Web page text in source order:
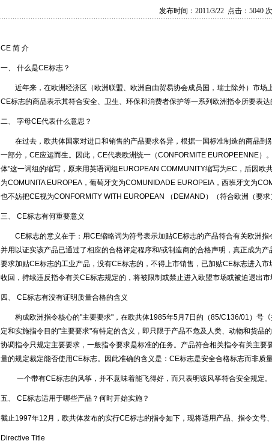
发布时间：2011/3/22 点击：5040 次
CE 简 介
一、 什么是CE标志？
近年来，在欧洲经济区（欧洲联盟、欧洲自由贸易协会成员国，瑞士除外）市场
CE标志的商品表示其符合安全、卫生、环保和消费者保护等一系列欧洲指令所要表达
二、 字母CE代表什么意思？
在过去，欧共体国家对进口和销售的产品要求各异，根据一国标准制造的商品到
一部分，CE应运而生。因此，CE代表欧洲统一（CONFORMITE EUROPEENNE）
体"这一词组的缩写，原来用英语词组EUROPEAN COMMUNITY缩写为EC，后因欧
为COMUNITA EUROPEA，葡萄牙文为COMUNIDADE EUROPEIA，西班牙文为
也不妨把CE视为CONFORMITY WITH EUROPEAN （DEMAND）（符合欧洲（要求
三、 CE标志有何重要意义
CE标志的意义在于：用CE缩略词为符号表示加贴CE标志的产品符合有关欧洲指
并用以证实该产品已通过了相应的合格评定程序和/或制造商的合格声明，真正成为
要求加贴CE标志的工业产品，没有CE标志的，不得上市销售，已加贴CE标志进入
收回，持续违反指令有关CE标志规定的，将被限制或禁止进入欧盟市场或被迫退出市
四、 CE标志有没有证明质量合格的含义
构成欧洲指令核心的"主要要求"，在欧共体1985年5月7日的（85/C136/01）号《
定和实施指令目的"主要要求"有特定的含义，即只限于产品不危及人类、动物和货品
协调指令只规定主要要求，一般指令要求是标准的任务。产品符合相关指令有关主
量的规定裁定能否使用CE标志。因此准确的含义是：CE标志是安全合格标志而非质量
一个带有CE标志的风筝，并不意味着能飞得好，而只表明该风筝符合安全规定。
五、 CE标志适用于哪些产品？何时开始实施？
截止1997年12月，欧共体发布的实行CE标志的指令如下，现将适用产品、指令文号
Directive Title